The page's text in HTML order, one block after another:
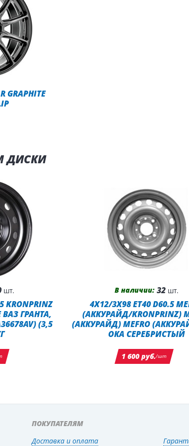
GRAPHITE
ДИСКИ
шт.
KRONPRINZ
ВАЗ ГРАНТА,
(3,5
В наличии: 32 шт.
4X12/3X98 ET40 D60.5
(АККУРАЙД/KRONPRINZ)
(АККУРАЙД) MEFRO
ОКА СЕРЕБРИСТЫЙ
1 600 руб./шт
ПОКУПАТЕЛЯМ
Доставка и оплата